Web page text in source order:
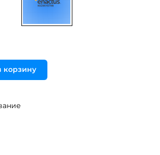
корзину